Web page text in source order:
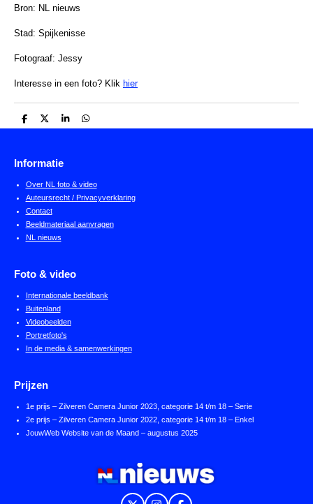
Bron: NL nieuws
Stad: Spijkenisse
Fotograaf: Jessy
Interesse in een foto? Klik hier
D
e
n
D
e
S
h
D
e
Informatie
Over NL foto & video
Auteursrecht / Privacyverklaring
Contact
Beeldmateriaal aanvragen
NL nieuws
Foto & video
Internationale beeldbank
Buitenland
Videobeelden
Portretfoto's
In de media & samenwerkingen
Prijzen
1e prijs – Zilveren Camera Junior 2023, categorie 14 t/m 18 – Serie
2e prijs – Zilveren Camera Junior 2022, categorie 14 t/m 18 – Enkel
JouwWeb Website van de Maand – augustus 2025